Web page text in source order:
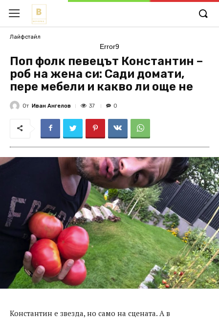
Лайфстайл
Error9
Поп фолк певецът Константин –
роб на жена си: Сади домати,
пере мебели и какво ли още не
От Иван Ангелов 37 0
Константин е звезда, но само на сцената. А в